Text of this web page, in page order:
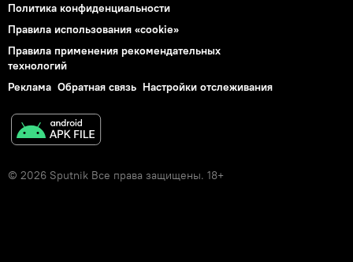
Политика конфиденциальности
Правила использования «cookie»
Правила применения рекомендательных
технологий
Реклама Обратная связь Настройки отслеживания
© 2026 Sputnik Все права защищены. 18+